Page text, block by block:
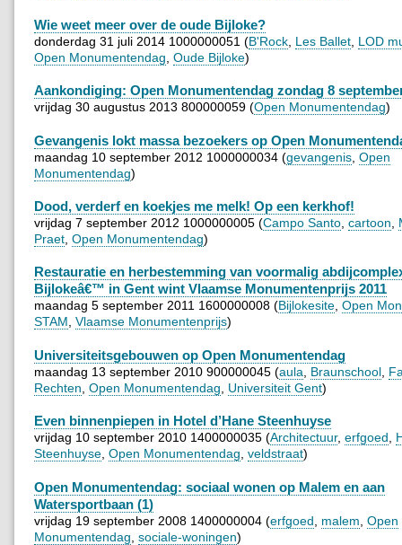
Wie weet meer over de oude Bijloke?
donderdag 31 juli 2014 1000000051 (B'Rock Les Ballet LOD
Open Monumentendag Oude Bijloke)
Aankondiging: Open Monumentendag zondag 8
vrijdag 30 augustus 2013 800000059 (Open Monumentendag)
Gevangenis lokt massa bezoekers op Open
maandag 10 september 2012 1000000034 (gevangenis Open
Monumentendag)
Dood, verderf en koekjes me melk! Op een kerkhof!
vrijdag 7 september 2012 1000000005 (Campo Santo cartoon
Praet Open Monumentendag)
Restauratie en herbestemming van voormalig
Bijlokeâ€™ in Gent wint Vlaamse Monumentenprijs 2011
maandag 5 september 2011 1600000008 (Bijlokesite, Open
STAM, Vlaamse Monumentenprijs)
Universiteitsgebouwen op Open Monumentendag
maandag 13 september 2010 900000045 (aula Braunschool
Rechten Open Monumentendag Universiteit Gent)
Even binnenpiepen in Hotel d’Hane Steenhuyse
vrijdag 10 september 2010 1400000035 (Architectuur, erfgoed,
Steenhuyse, Open Monumentendag, veldstraat)
Open Monumentendag: sociaal wonen op Malem en aan
Watersportbaan (1)
vrijdag 19 september 2008 1400000004 (erfgoed malem Open
Monumentendag sociale-woningen)